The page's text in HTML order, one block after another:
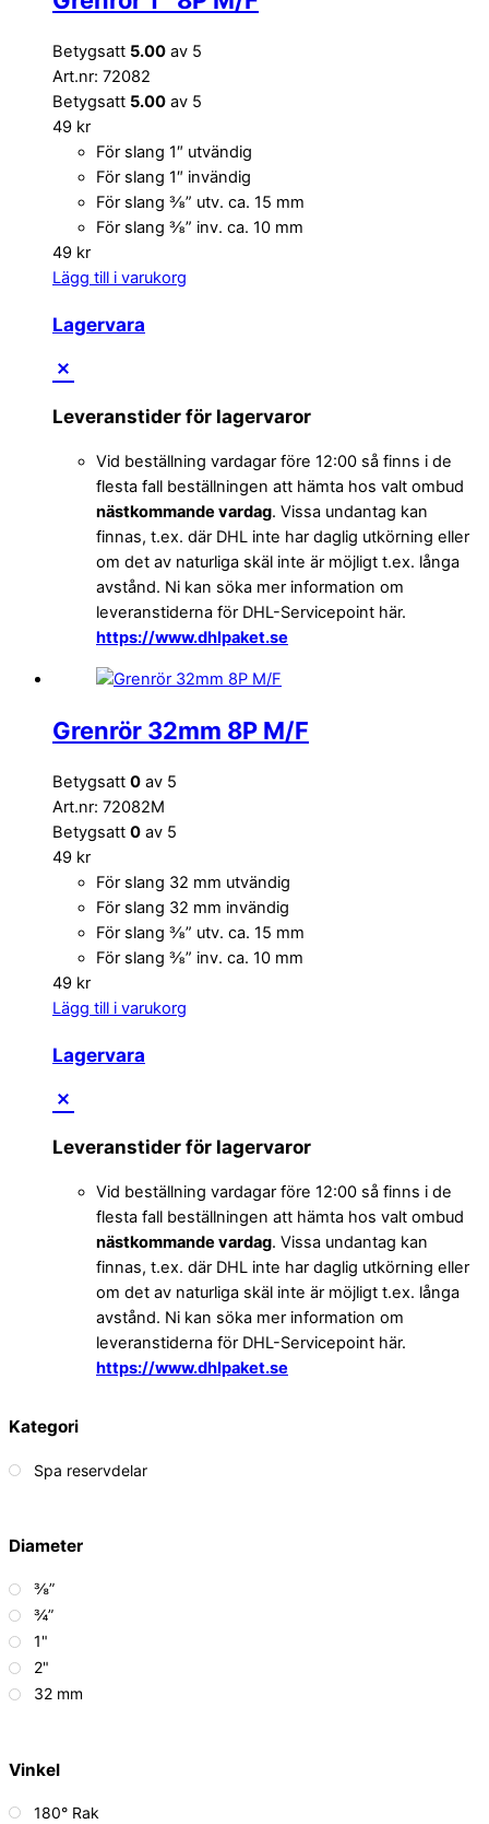
Betygsatt 5.00 av 5
Art.nr: 72082
Betygsatt 5.00 av 5
49 kr
För slang 1″ utvändig
För slang 1″ invändig
För slang ⅜” utv. ca. 15 mm
För slang ⅜” inv. ca. 10 mm
49 kr
Lägg till i varukorg
Lagervara
Leveranstider för lagervaror
Vid beställning vardagar före 12:00 så finns i de
flesta fall beställningen att hämta hos valt ombud
nästkommande vardag. Vissa undantag kan
finnas, t.ex. där DHL inte har daglig utkörning eller
om det av naturliga skäl inte är möjligt t.ex. långa
avstånd. Ni kan söka mer information om
leveranstiderna för DHL-Servicepoint här.
https://www.dhlpaket.se
Grenrör 32mm 8P M/F
Betygsatt 0 av 5
Art.nr: 72082M
Betygsatt 0 av 5
49 kr
För slang 32 mm utvändig
För slang 32 mm invändig
För slang ⅜” utv. ca. 15 mm
För slang ⅜” inv. ca. 10 mm
49 kr
Lägg till i varukorg
Lagervara
Leveranstider för lagervaror
Vid beställning vardagar före 12:00 så finns i de
flesta fall beställningen att hämta hos valt ombud
nästkommande vardag. Vissa undantag kan
finnas, t.ex. där DHL inte har daglig utkörning eller
om det av naturliga skäl inte är möjligt t.ex. långa
avstånd. Ni kan söka mer information om
leveranstiderna för DHL-Servicepoint här.
https://www.dhlpaket.se
Kategori
Spa reservdelar
Diameter
⅜”
¾”
1"
2"
32 mm
Vinkel
180° Rak